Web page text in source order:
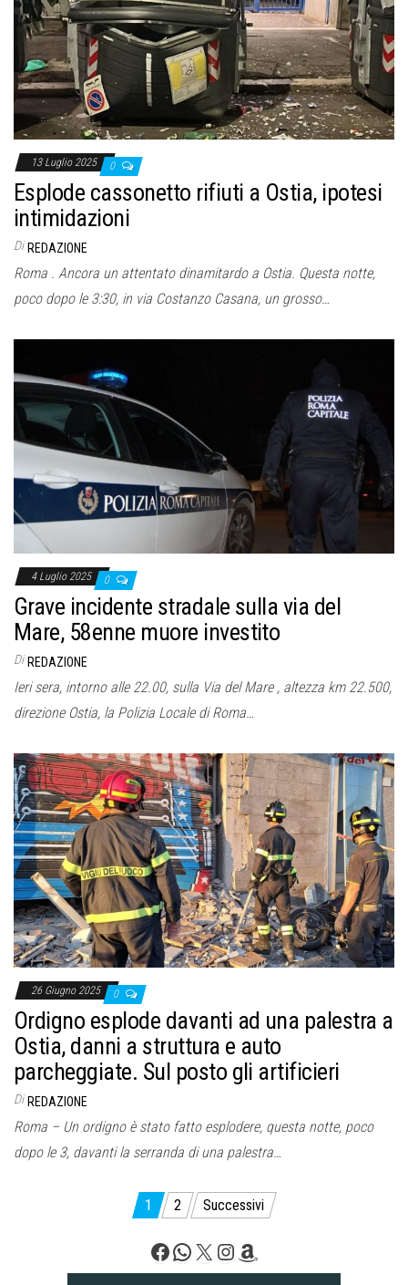
13 Luglio 2025 0
Esplode cassonetto rifiuti a Ostia, ipotesi
intimidazioni
Di REDAZIONE
Roma . Ancora un attentato dinamitardo a Ostia. Questa notte,
poco dopo le 3:30, in via Costanzo Casana, un grosso…
4 Luglio 2025 0
Grave incidente stradale sulla via del
Mare, 58enne muore investito
Di REDAZIONE
Ieri sera, intorno alle 22.00, sulla Via del Mare , altezza km 22.500,
direzione Ostia, la Polizia Locale di Roma…
26 Giugno 2025 0
Ordigno esplode davanti ad una palestra a
Ostia, danni a struttura e auto
parcheggiate. Sul posto gli artificieri
Di REDAZIONE
Roma – Un ordigno è stato fatto esplodere, questa notte, poco
dopo le 3, davanti la serranda di una palestra…
Paginazione
articoli
1 2 Successivi
Facebook
WhatsApp
X Instagram
Amazon